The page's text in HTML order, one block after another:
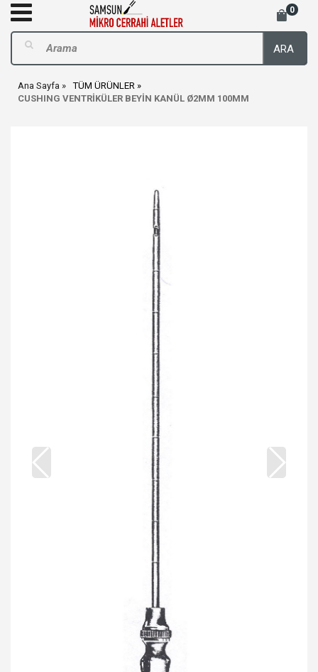
0
ARA
Ana Sayfa
TÜM ÜRÜNLER
CUSHING VENTRİKÜLER BEYİN KANÜL Ø2MM 100MM